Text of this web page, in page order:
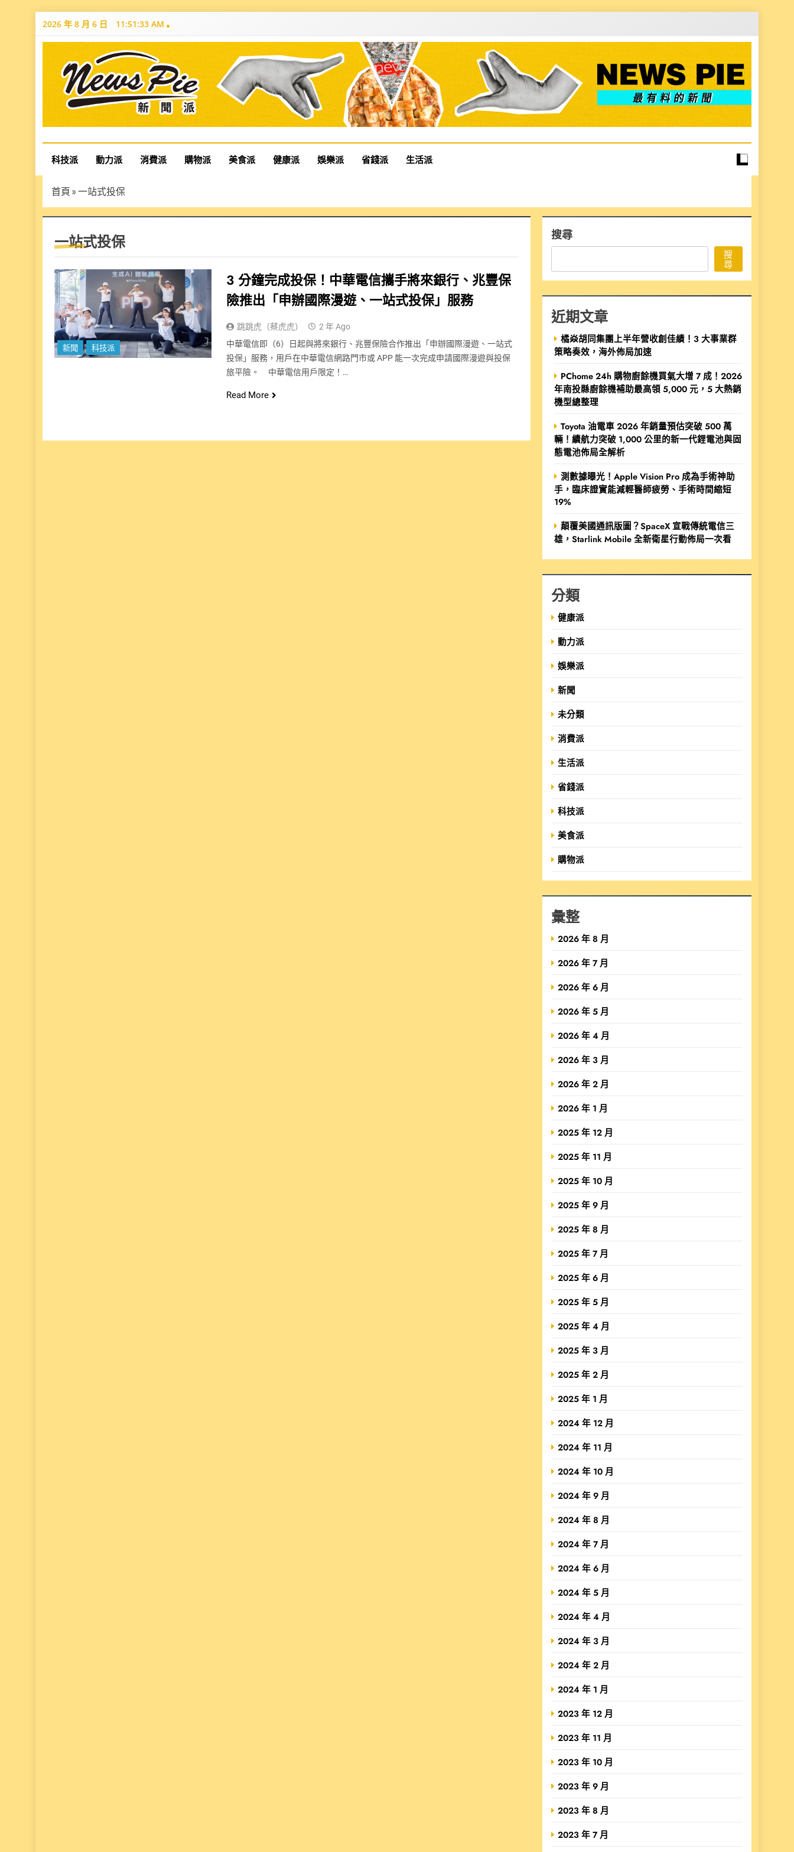
Skip
2026 年 8 月 6 日 11:51:34 AM
News Pie
最有料的新聞
科技派 動力派 消費派 購物派 美食派 健康派 娛樂派 省錢派 生活派
首頁 » 一站式投保
一站式投保
新聞 科技派
3 分鐘完成投保！中華電信攜手將來銀行、兆豐保
險推出「申辦國際漫遊、一站式投保」服務
跳跳虎（蔡虎虎）
2 年 Ago
中華電信即（6）日起與將來銀行、兆豐保險合作推出「申辦國際漫遊、一站式
投保」服務，用戶在中華電信網路門市或 APP 能一次完成申請國際漫遊與投保
旅平險。 中華電信用戶限定！…
Read More
搜尋
搜
尋
近期文章
橘焱胡同集團上半年營收創佳績！3 大事業群
策略奏效，海外佈局加速
PChome 24h 購物廚餘機買氣大增 7 成！2026
年南投縣廚餘機補助最高領 5,000 元，5 大熱銷
機型總整理
Toyota 油電車 2026 年銷量預估突破 500 萬
輛！續航力突破 1,000 公里的新一代鋰電池與固
態電池佈局全解析
測數據曝光！Apple Vision Pro 成為手術神助
手，臨床證實能減輕醫師疲勞、手術時間縮短
19%
顛覆美國通訊版圖？SpaceX 宣戰傳統電信三
雄，Starlink Mobile 全新衛星行動佈局一次看
分類
健康派
動力派
娛樂派
新聞
未分類
消費派
生活派
省錢派
科技派
美食派
購物派
彙整
2026 年 8 月
2026 年 7 月
2026 年 6 月
2026 年 5 月
2026 年 4 月
2026 年 3 月
2026 年 2 月
2026 年 1 月
2025 年 12 月
2025 年 11 月
2025 年 10 月
2025 年 9 月
2025 年 8 月
2025 年 7 月
2025 年 6 月
2025 年 5 月
2025 年 4 月
2025 年 3 月
2025 年 2 月
2025 年 1 月
2024 年 12 月
2024 年 11 月
2024 年 10 月
2024 年 9 月
2024 年 8 月
2024 年 7 月
2024 年 6 月
2024 年 5 月
2024 年 4 月
2024 年 3 月
2024 年 2 月
2024 年 1 月
2023 年 12 月
2023 年 11 月
2023 年 10 月
2023 年 9 月
2023 年 8 月
2023 年 7 月